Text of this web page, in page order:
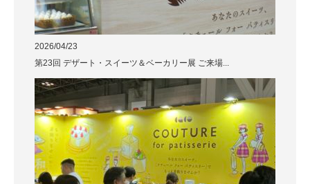
2026/04/23
第23回 デザート・スイーツ＆ベーカリー展 ご来場...